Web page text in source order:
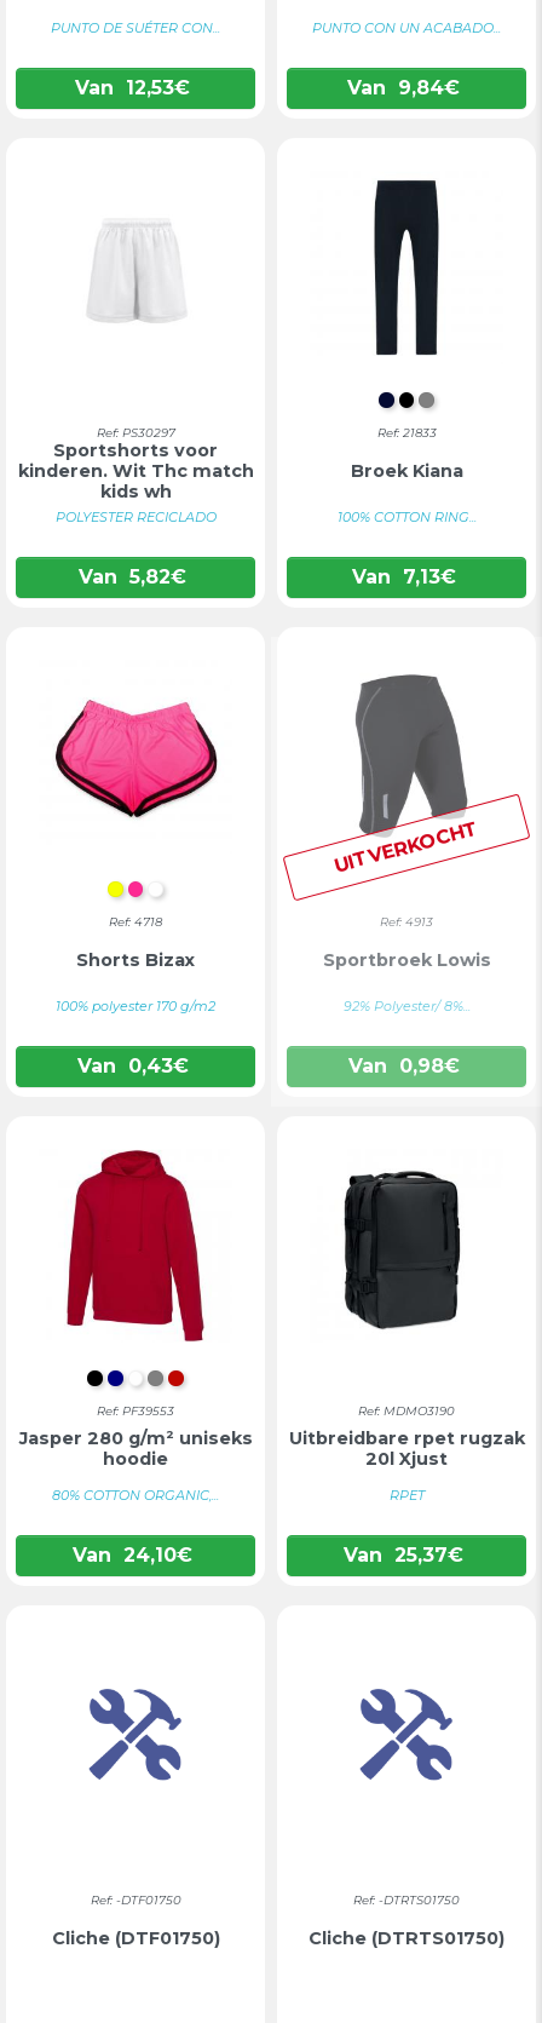
PUNTO DE SUÉTER CON...
Van 12,53€
PUNTO CON UN ACABADO...
Van 9,84€
Ref: PS30297
Sportshorts voor
kinderen. Wit Thc match
kids wh
POLYESTER RECICLADO
Van 5,82€
DONKER
ZWART
GRIJS
Ref: 21833
Broek Kiana
100% COTTON RING...
Van 7,13€
FLUO GEEL
FLUO FUCHSIA
WIT
Ref: 4718
Shorts Bizax
100% polyester 170 g/m2
Van 0,43€
UITVERKOCHT
Ref: 4913
Sportbroek Lowis
92% Polyester/ 8%...
Van 0,98€
INTENS ZWART
DONKERBLAUW
WITGRIJSROOD
Ref: PF39553
Jasper 280 g/m² uniseks
hoodie
80% COTTON ORGANIC,...
Van 24,10€
Ref: MDMO3190
Uitbreidbare rpet rugzak
20l Xjust
RPET
Van 25,37€
Ref: -DTF01750
Cliche (DTF01750)
Ref: -DTRTS01750
Cliche (DTRTS01750)